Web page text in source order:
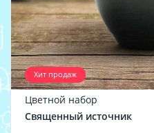
Хит продаж
Цветной набор
Священный источник